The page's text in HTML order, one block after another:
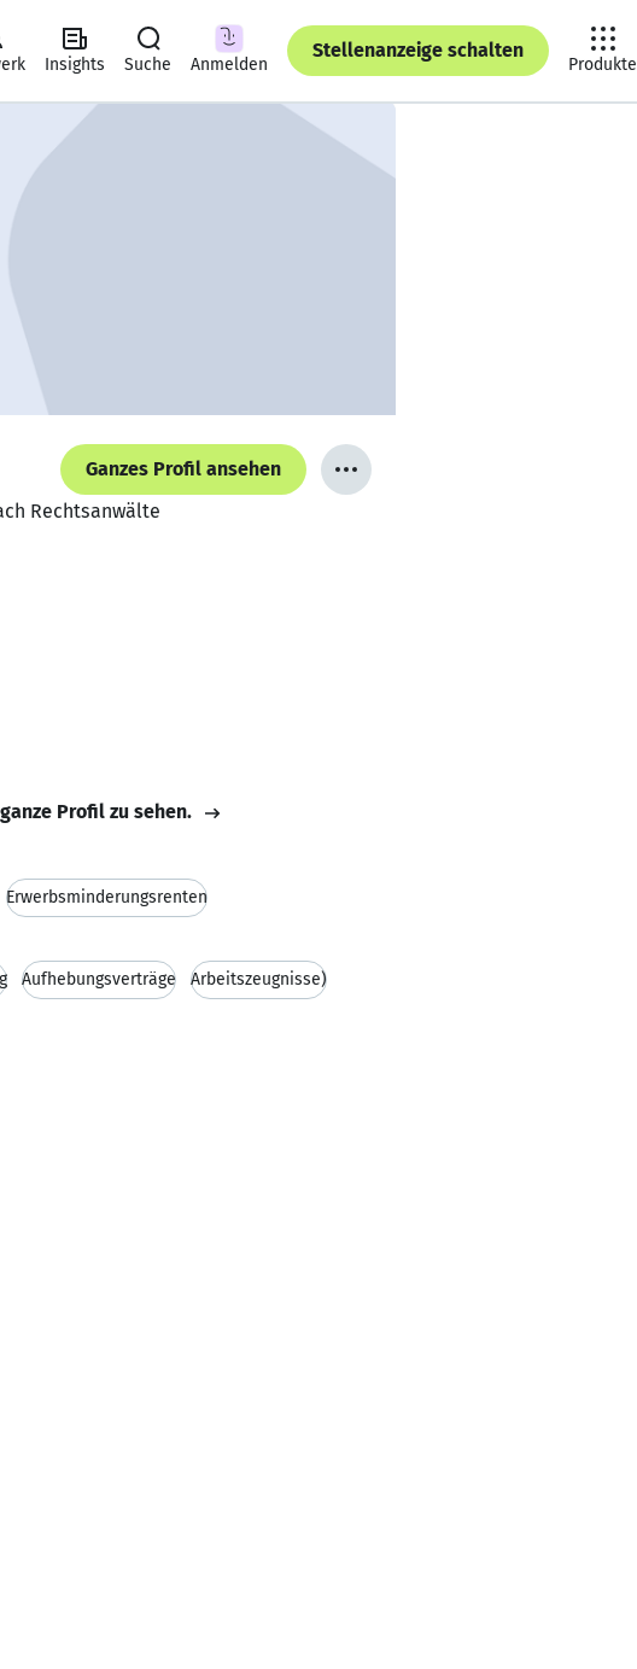
Insights Suche Anmelden
Stellenanzeige schalten
Produkte
Ganzes Profil ansehen
Rechtsanwälte
Profil zu sehen.
Erwerbsminderungsrenten
Aufhebungsverträge Arbeitszeugnisse)